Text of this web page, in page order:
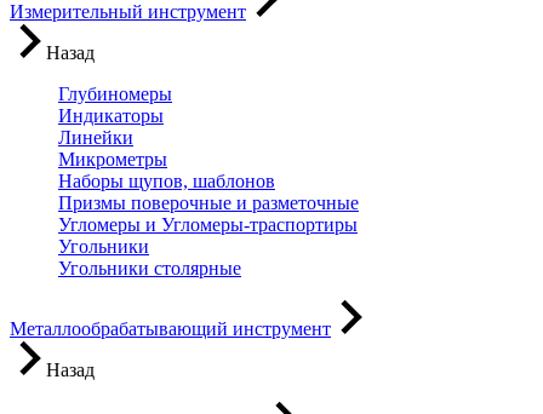
Измерительный инструмент
Назад
Глубиномеры
Индикаторы
Линейки
Микрометры
Наборы щупов, шаблонов
Призмы поверочные и разметочные
Угломеры и Угломеры-траспортиры
Угольники
Угольники столярные
Металлообрабатывающий инструмент
Назад